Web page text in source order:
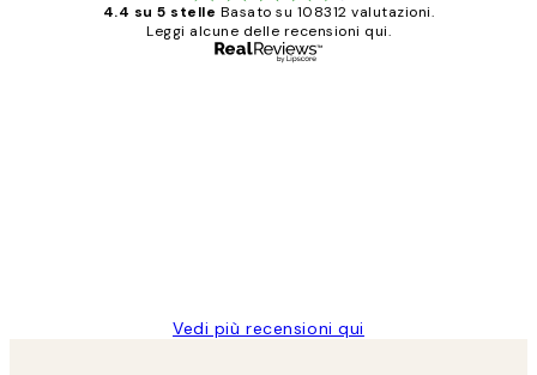
4.4 su 5 stelle Basato su 108312 valutazioni.
Leggi alcune delle recensioni qui.
Vedi più recensioni qui